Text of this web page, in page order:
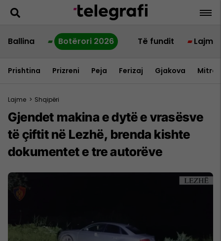
Ballina Botërori 2026 Të fundit Lajme
Prishtina Prizreni Peja Ferizaj Gjakova
Lajme > Shqipëri
Gjendet makina e dytë e vrasësve
të çiftit në Lezhë, brenda kishte
dokumentet e tre autorëve